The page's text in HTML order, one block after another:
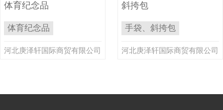
体育纪念品
体育纪念品
河北庚泽轩国际商贸有限公司
斜挎包
手袋、斜挎包
河北庚泽轩国际商贸有限公司